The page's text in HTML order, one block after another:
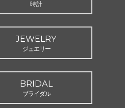
時計
JEWELRY
ジュエリー
BRIDAL
ブライダル